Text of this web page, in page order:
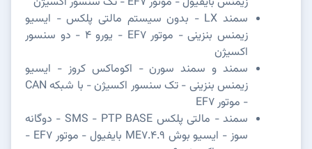
سمند LX - بدون سیستم مالتی پلکس - ایسیو
زیمنس بنزینی - موتور EF7 - یورو 4 - دو سنسور
اکسیژن
سمند و سمند سورن - اکوماکس کروز - ایسیو
زیمنس بنزینی - تک سنسور اکسیژن - با شبکه CAN
- موتور EF7
سمند - مالتی پلکس SMS - PTP BASE - دوگانه
سوز - ایسیو بوش ME7.4.9 بایفیول - موتور EF7 -